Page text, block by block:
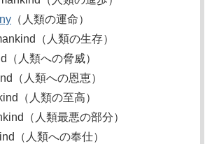
（人類の運命）
（人類の生存）
（人類への脅威）
（人類への恩恵）
（人類の至高）
（人類最悪の部分）
（人類への奉仕）